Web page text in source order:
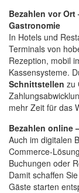
Bezahlen vor Ort
Gastronomie
In Hotels und
Terminals von
Rezeption, mobil
Kassensysteme.
Schnittstellen zu
mehr Zeit für das
Bezahlen online
Auch im digitalen
Commerce-
Buchungen oder
Damit schaffen
Gäste starten